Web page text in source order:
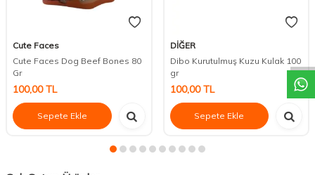
DESTEK
Cute Faces
Cute Faces Dog Beef Bones 80
Gr
100,00TL
Sepete Ekle
DİĞER
Dibo Kurutulmuş Kuzu Kulak 100
gr
100,00TL
Sepete Ekle